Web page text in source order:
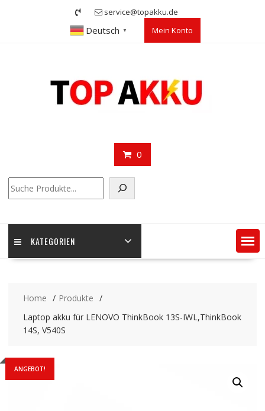
service@topakku.de
Deutsch ▼ Mein Konto
0
KATEGORIEN
Home
Produkte
Laptop akku für LENOVO ThinkBook 13S-IWL,ThinkBook
14S, V540S
ANGEBOT!